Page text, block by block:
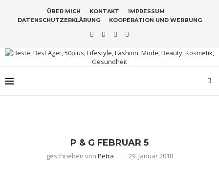
ÜBER MICH KONTAKT
IMPRESSUM
DATENSCHUTZERKLÄRUNG
KOOPERATION UND WERBUNG
P & G FEBRUAR 5
geschrieben von Petra 29. Januar 2018